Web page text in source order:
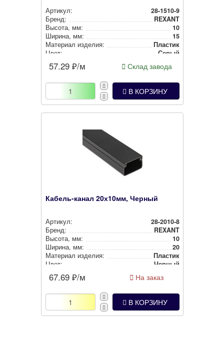
Артикул:
28-1510-9
Бренд:
REXANT
Высота, мм:
10
Ширина, мм:
15
Материал изделия:
Пластик
Цвет:
Серый
57.29 ₽/м Склад завода
В КОРЗИНУ
Кабель-канал 20х10мм, Черный
Артикул:
28-2010-8
Бренд:
REXANT
Высота, мм:
10
Ширина, мм:
20
Материал изделия:
Пластик
Цвет:
Черный
67.69 ₽/м На заказ
В КОРЗИНУ